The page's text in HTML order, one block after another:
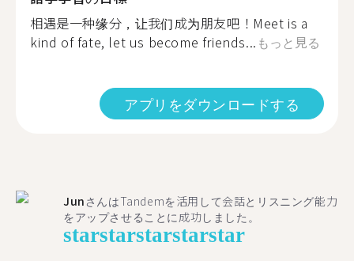
相遇是一种缘分，让我们成为朋友吧！Meet is a
kind of fate, let us become friends... もっと見る
アプリをダウンロードする
Jun さんはTandemを活用して会話とリスニング能力
をアップさせることに成功しました。
starstarstarstarstar